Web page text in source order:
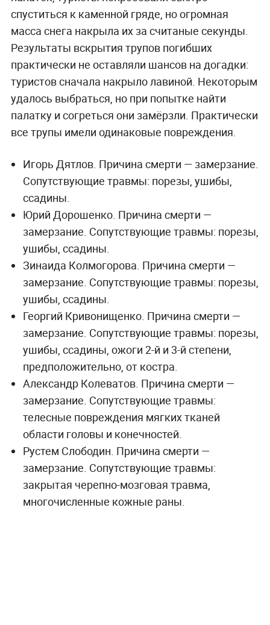
спуститься к каменной гряде, но огромная
масса снега накрыла их за считаные секунды.
Результаты вскрытия трупов погибших
практически не оставляли шансов на догадки:
туристов сначала накрыло лавиной. Некоторым
удалось выбраться, но при попытке найти
палатку и согреться они замёрзли. Практически
все трупы имели одинаковые повреждения.
Игорь Дятлов. Причина смерти — замерзание.
Сопутствующие травмы: порезы, ушибы,
ссадины.
Юрий Дорошенко. Причина смерти —
замерзание. Сопутствующие травмы: порезы,
ушибы, ссадины.
Зинаида Колмогорова. Причина смерти —
замерзание. Сопутствующие травмы: порезы,
ушибы, ссадины.
Георгий Кривонищенко. Причина смерти —
замерзание. Сопутствующие травмы: порезы,
ушибы, ссадины, ожоги 2-й и 3-й степени,
предположительно, от костра.
Александр Колеватов. Причина смерти —
замерзание. Сопутствующие травмы:
телесные повреждения мягких тканей
области головы и конечностей.
Рустем Слободин. Причина смерти —
замерзание. Сопутствующие травмы:
закрытая черепно-мозговая травма,
многочисленные кожные раны.